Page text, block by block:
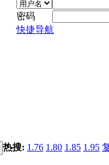
密码
快捷导航
热搜: 1.76 1.80 1.85 1.95